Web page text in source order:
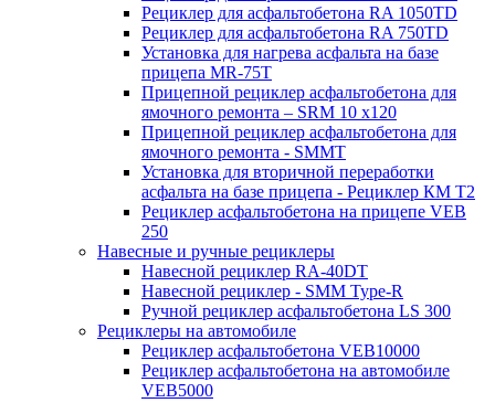
Рециклер для асфальтобетона RA 1050TD
Рециклер для асфальтобетона RA 750TD
Установка для нагрева асфальта на базе
прицепа MR-75T
Прицепной рециклер асфальтобетона для
ямочного ремонта – SRM 10 x120
Прицепной рециклер асфальтобетона для
ямочного ремонта - SMMT
Установка для вторичной переработки
асфальта на базе прицепа - Рециклер КМ T2
Рециклер асфальтобетона на прицепе VEB
250
Навесные и ручные рециклеры
Навесной рециклер RA-40DT
Навесной рециклер - SMM Type-R
Ручной рециклер асфальтобетона LS 300
Рециклеры на автомобиле
Рециклер асфальтобетона VEB10000
Рециклер асфальтобетона на автомобиле
VEB5000